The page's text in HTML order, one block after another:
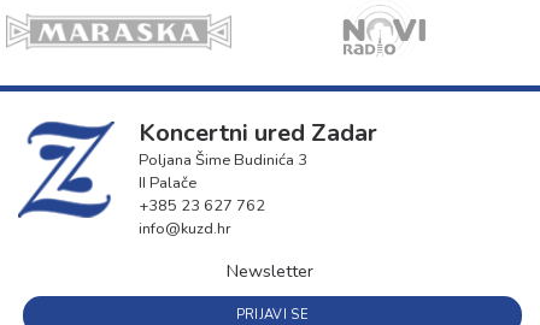
Koncertni ured Zadar
Poljana Šime Budinića 3
II Palače
+385 23 627 762
info@kuzd.hr
Newsletter
PRIJAVI SE